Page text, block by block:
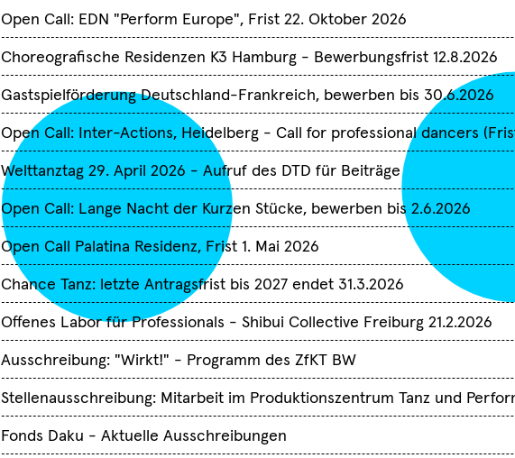
Open Call: EDN "Perform Europe", Frist 22. Oktober 2026
Choreografische Residenzen K3 Hamburg - Bewerbungsfrist 12.8.2026
Gastspielförderung Deutschland-Frankreich, bewerben bis 30.6.2026
Open Call: Inter-Actions, Heidelberg - Call for professional dancers
Welttanztag 29. April 2026 - Aufruf des DTD für Beiträge
Open Call: Lange Nacht der Kurzen Stücke, bewerben bis 2.6.2026
Open Call Palatina Residenz, Frist 1. Mai 2026
Chance Tanz: letzte Antragsfrist bis 2027 endet 31.3.2026
Offenes Labor für Professionals - Shibui Collective Freiburg 21.2.2026
Ausschreibung: "Wirkt!" - Programm des ZfKT BW
Stellenausschreibung: Mitarbeit im Produktionszentrum Tanz und
Fonds Daku - Aktuelle Ausschreibungen
Termine
28.06.2026
Fachtag "Tanz und
Care" in Kooperation
Choreografen Compagnien Freie
Sie haben sich
für den TanzSzene
Württemberg
angemeldet.